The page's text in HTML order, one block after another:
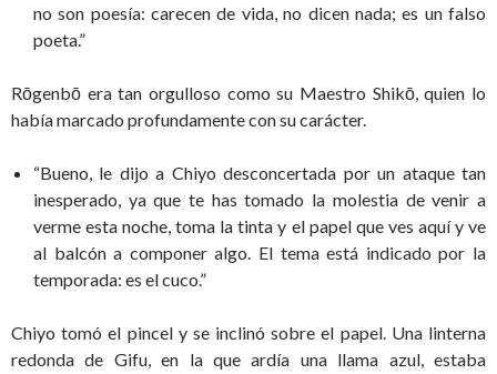
no son poesía: carecen de vida, no dicen nada; es un falso
poeta.”
Rōgenbō era tan orgulloso como su Maestro Shikō, quien lo
había marcado profundamente con su carácter.
“Bueno, le dijo a Chiyo desconcertada por un ataque tan
inesperado, ya que te has tomado la molestia de venir a
verme esta noche, toma la tinta y el papel que ves aquí y ve
al balcón a componer algo. El tema está indicado por la
temporada: es el cuco.”
Chiyo tomó el pincel y se inclinó sobre el papel. Una linterna
redonda de Gifu, en la que ardía una llama azul, estaba